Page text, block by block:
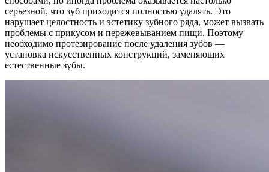
серьезной, что зуб приходится полностью удалять. Это
нарушает целостность и эстетику зубного ряда, может вызвать
проблемы с прикусом и пережевыванием пищи. Поэтому
необходимо протезирование после удаления зубов —
установка искусственных конструкций, заменяющих
естественные зубы.